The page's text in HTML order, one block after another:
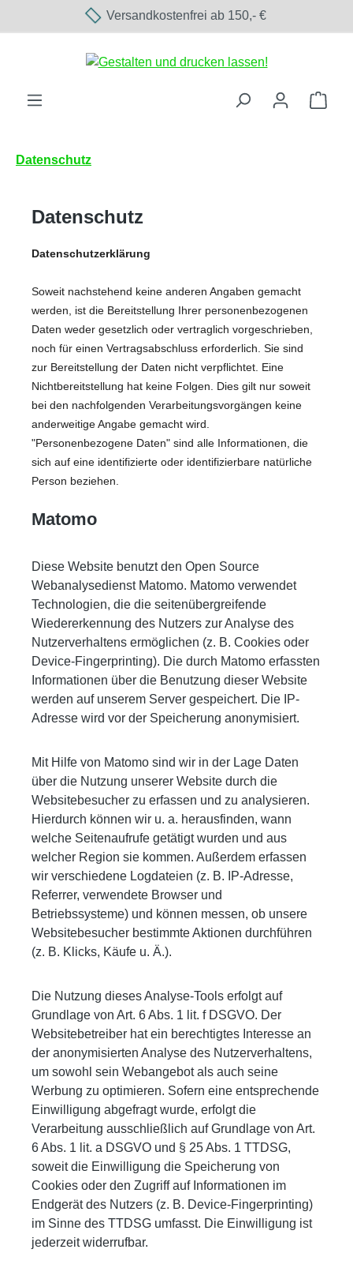
Zum Hauptinhalt springenVersandkostenfrei ab 150,- €
Datenschutz
Datenschutz
Datenschutzerklärung
Soweit nachstehend keine anderen Angaben gemacht
werden, ist die Bereitstellung Ihrer personenbezogenen
Daten weder gesetzlich oder vertraglich vorgeschrieben,
noch für einen Vertragsabschluss erforderlich. Sie sind
zur Bereitstellung der Daten nicht verpflichtet. Eine
Nichtbereitstellung hat keine Folgen. Dies gilt nur soweit
bei den nachfolgenden Verarbeitungsvorgängen keine
anderweitige Angabe gemacht wird.
"Personenbezogene Daten" sind alle Informationen, die
sich auf eine identifizierte oder identifizierbare natürliche
Person beziehen.
Matomo
Diese Website benutzt den Open Source
Webanalysedienst Matomo. Matomo verwendet
Technologien, die die seitenübergreifende
Wiedererkennung des Nutzers zur Analyse des
Nutzerverhaltens ermöglichen (z. B. Cookies oder
Device-Fingerprinting). Die durch Matomo erfassten
Informationen über die Benutzung dieser Website
werden auf unserem Server gespeichert. Die IP-
Adresse wird vor der Speicherung anonymisiert.
Mit Hilfe von Matomo sind wir in der Lage Daten
über die Nutzung unserer Website durch die
Websitebesucher zu erfassen und zu analysieren.
Hierdurch können wir u. a. herausfinden, wann
welche Seitenaufrufe getätigt wurden und aus
welcher Region sie kommen. Außerdem erfassen
wir verschiedene Logdateien (z. B. IP-Adresse,
Referrer, verwendete Browser und
Betriebssysteme) und können messen, ob unsere
Websitebesucher bestimmte Aktionen durchführen
(z. B. Klicks, Käufe u. Ä.).
Die Nutzung dieses Analyse-Tools erfolgt auf
Grundlage von Art. 6 Abs. 1 lit. f DSGVO. Der
Websitebetreiber hat ein berechtigtes Interesse an
der anonymisierten Analyse des Nutzerverhaltens,
um sowohl sein Webangebot als auch seine
Werbung zu optimieren. Sofern eine entsprechende
Einwilligung abgefragt wurde, erfolgt die
Verarbeitung ausschließlich auf Grundlage von Art.
6 Abs. 1 lit. a DSGVO und § 25 Abs. 1 TTDSG,
soweit die Einwilligung die Speicherung von
Cookies oder den Zugriff auf Informationen im
Endgerät des Nutzers (z. B. Device-Fingerprinting)
im Sinne des TTDSG umfasst. Die Einwilligung ist
jederzeit widerrufbar.